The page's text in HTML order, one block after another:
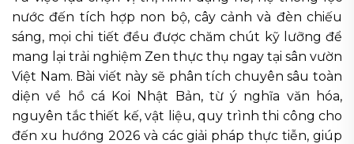
nước đến tích hợp non bộ, cây cảnh và đèn chiếu
sáng, mọi chi tiết đều được chăm chút kỹ lưỡng để
mang lại trải nghiệm Zen thực thụ ngay tại sân vườn
Việt Nam. Bài viết này sẽ phân tích chuyên sâu toàn
diện về hồ cá Koi Nhật Bản, từ ý nghĩa văn hóa,
nguyên tắc thiết kế, vật liệu, quy trình thi công cho
đến xu hướng 2026 và các giải pháp thực tiễn, giúp